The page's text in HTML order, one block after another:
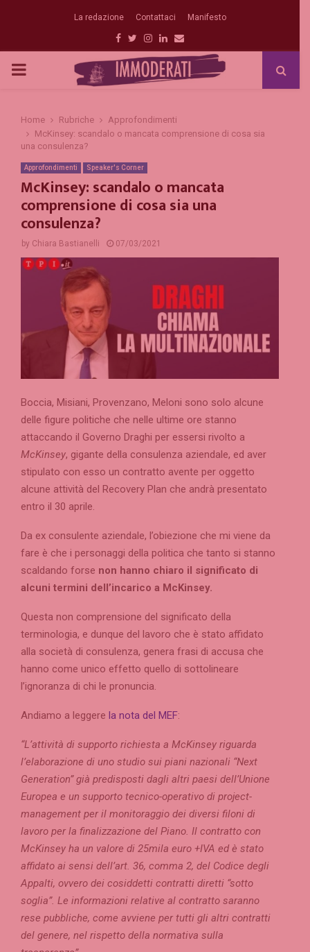
La redazione Contattaci Manifesto
Facebook
Twitter
Instagram
Linkedin
Email
PRIMARY
Home Rubriche
Approfondimenti
McKinsey: scandalo o mancata comprensione di cosa sia
una consulenza?
Approfondimenti Speaker's Corner
McKinsey: scandalo o mancata
comprensione di cosa sia una
consulenza?
by Chiara Bastianelli 07/03/2021
Boccia, Misiani, Provenzano, Meloni sono solo alcune
delle figure politiche che nelle ultime ore stanno
attaccando il Governo Draghi per essersi rivolto a
McKinsey, gigante della consulenza aziendale, ed aver
stipulato con esso un contratto avente per oggetto
alcune attività del Recovery Plan che andrà presentato
entro il 30 aprile.
Da ex consulente aziendale, l’obiezione che mi viene da
fare è che i personaggi della politica che tanto si stanno
scaldando forse non hanno chiaro il significato di
alcuni termini dell’incarico a McKinsey.
Questa non comprensione del significato della
terminologia, e dunque del lavoro che è stato affidato
alla società di consulenza, genera frasi di accusa che
hanno come unico effetto quello di sottolineare
l’ignoranza di chi le pronuncia.
Andiamo a leggere la nota del MEF:
“L’attività di supporto richiesta a McKinsey riguarda
l’elaborazione di uno studio sui piani nazionali “Next
Generation” già predisposti dagli altri paesi dell’Unione
Europea e un supporto tecnico-operativo di project-
management per il monitoraggio dei diversi filoni di
lavoro per la finalizzazione del Piano. Il contratto con
McKinsey ha un valore di 25mila euro +IVA ed è stato
affidato ai sensi dell’art. 36, comma 2, del Codice degli
Appalti, ovvero dei cosiddetti contratti diretti “sotto
soglia”. Le informazioni relative al contratto saranno
rese pubbliche, come avviene per tutti gli altri contratti
del genere, nel rispetto della normativa sulla